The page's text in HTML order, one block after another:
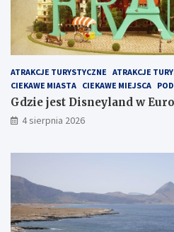
ATRAKCJE TURYSTYCZNE ATRAKCJE
CIEKAWE MIASTA CIEKAWE MIEJSCA
Gdzie jest Disneyland w
4 sierpnia 2026